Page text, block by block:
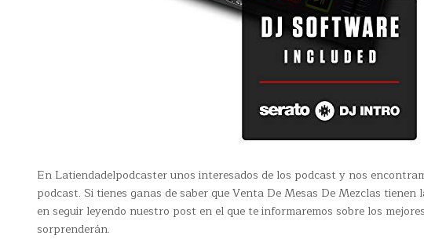
En Latiendadelpodcaster unos interesados de los podcast y nos
podcast. Si tienes ganas de saber que Venta De Mesas De Mezclas
en seguir leyendo nuestro post en el que te informaremos sobre los
sorprenderán.